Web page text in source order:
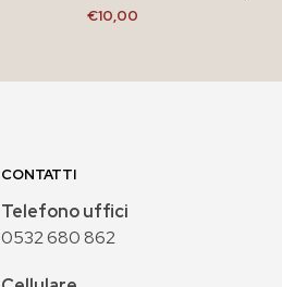
€10,00
CONTATTI
Telefono uffici
0532 680 862